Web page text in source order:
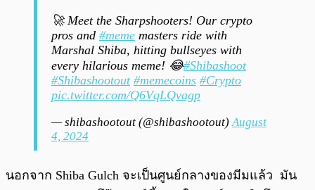
🚀 Meet the Sharpshooters! Our crypto
pros and #meme masters ride with
Marshal Shiba, hitting bullseyes with
every hilarious meme! 😂#Shibashoot
#Shibashootout #memecoins #Crypto
pic.twitter.com/Q6VqLQvagp
— shibashootout (@shibashootout)August
4, 2024
นอกจาก Shiba Gulch จะเป็นศูนย์กลางของมีมแล้ว มัน